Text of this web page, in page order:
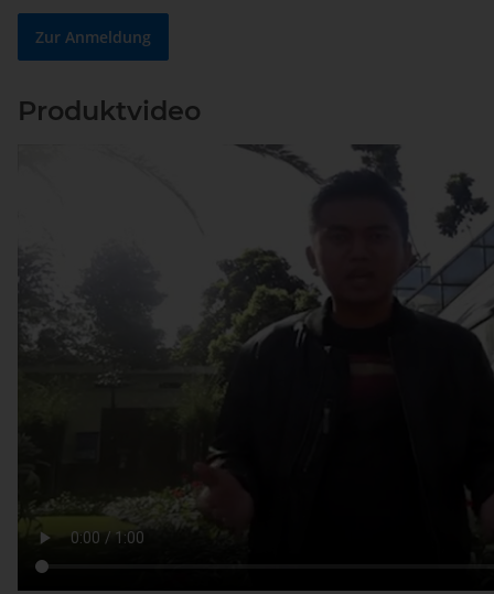
Zur Anmeldung
Produktvideo